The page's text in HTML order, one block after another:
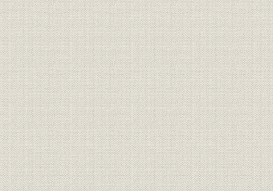
(2) 経営の近代化と経営刷新方策の推進
(3) 総合機械化の推進
5. 地域開発への協力
III 試練と挑戦の時代(昭和46年度~現在)
1. 電力安定供給への努力
(1) 低成長下における需要動向
(2) 電力供給設備の拡充と整備
2. エネルギー高価格時代の到来と電気料金の改定